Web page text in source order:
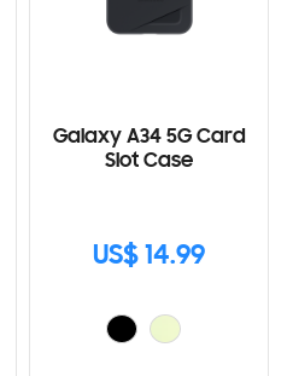
Galaxy A34 5G Card
Slot Case
US$ 14.99